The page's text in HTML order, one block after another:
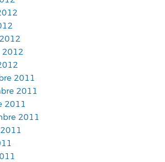
2012
2011
2011
2011
2011